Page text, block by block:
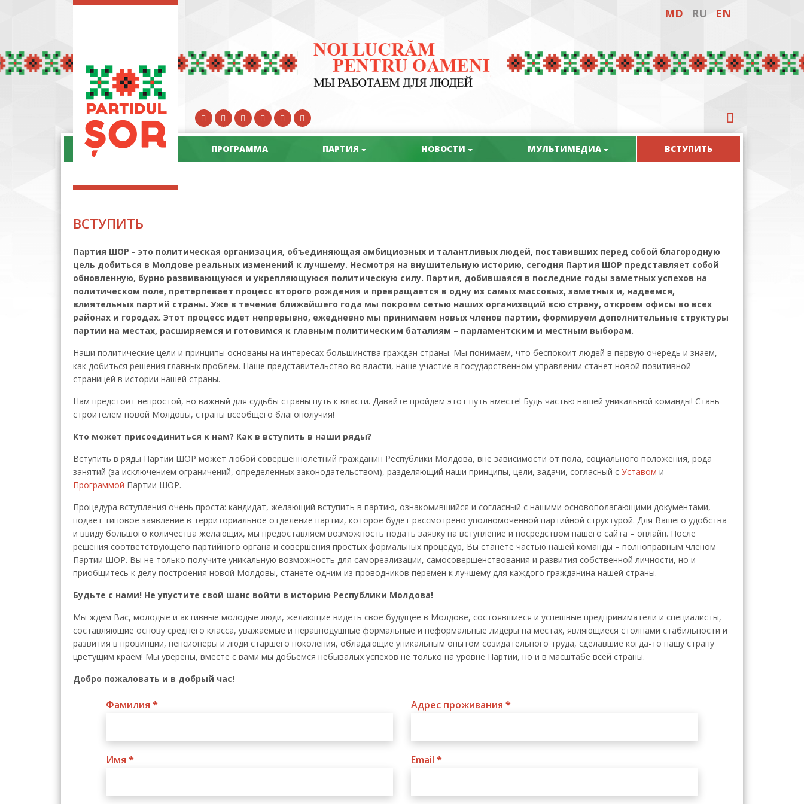
MD RU EN
ПРОГРАММА ПАРТИЯ НОВОСТИ МУЛЬТИМЕДИА ВСТУПИТЬ
ВСТУПИТЬ
Партия ШОР - это политическая организация, объединяющая амбициозных и талантливых людей, поставивших перед собой благородную
цель добиться в Молдове реальных изменений к лучшему. Несмотря на внушительную историю, сегодня Партия ШОР представляет собой
обновленную, бурно развивающуюся и укрепляющуюся политическую силу. Партия, добившаяся в последние годы заметных успехов на
политическом поле, претерпевает процесс второго рождения и превращается в одну из самых массовых, заметных и, надеемся,
влиятельных партий страны. Уже в течение ближайшего года мы покроем сетью наших организаций всю страну, откроем офисы во всех
районах и городах. Этот процесс идет непрерывно, ежедневно мы принимаем новых членов партии, формируем дополнительные структуры
партии на местах, расширяемся и готовимся к главным политическим баталиям – парламентским и местным выборам.
Наши политические цели и принципы основаны на интересах большинства граждан страны. Мы понимаем, что беспокоит людей в первую очередь и знаем,
как добиться решения главных проблем. Наше представительство во власти, наше участие в государственном управлении станет новой позитивной
страницей в истории нашей страны.
Нам предстоит непростой, но важный для судьбы страны путь к власти. Давайте пройдем этот путь вместе! Будь частью нашей уникальной команды! Стань
строителем новой Молдовы, страны всеобщего благополучия!
Кто может присоединиться к нам? Как в вступить в наши ряды?
Вступить в ряды Партии ШОР может любой совершеннолетний гражданин Республики Молдова, вне зависимости от пола, социального положения, рода
занятий (за исключением ограничений, определенных законодательством), разделяющий наши принципы, цели, задачи, согласный с Уставом и
Программой Партии ШОР.
Процедура вступления очень проста: кандидат, желающий вступить в партию, ознакомившийся и согласный с нашими основополагающими документами,
подает типовое заявление в территориальное отделение партии, которое будет рассмотрено уполномоченной партийной структурой. Для Вашего удобства
и ввиду большого количества желающих, мы предоставляем возможность подать заявку на вступление и посредством нашего сайта – онлайн. После
решения соответствующего партийного органа и совершения простых формальных процедур, Вы станете частью нашей команды – полноправным членом
Партии ШОР. Вы не только получите уникальную возможность для самореализации, самосовершенствования и развития собственной личности, но и
приобщитесь к делу построения новой Молдовы, станете одним из проводников перемен к лучшему для каждого гражданина нашей страны.
Будьте с нами! Не упустите свой шанс войти в историю Республики Молдова!
Мы ждем Вас, молодые и активные молодые люди, желающие видеть свое будущее в Молдове, состоявшиеся и успешные предприниматели и специалисты,
составляющие основу среднего класса, уважаемые и неравнодушные формальные и неформальные лидеры на местах, являющиеся столпами стабильности и
развития в провинции, пенсионеры и люди старшего поколения, обладающие уникальным опытом созидательного труда, сделавшие когда-то нашу страну
цветущим краем! Мы уверены, вместе с вами мы добьемся небывалых успехов не только на уровне Партии, но и в масштабе всей страны.
Добро пожаловать и в добрый час!
Фамилия * Адрес проживания *
Имя * Email *